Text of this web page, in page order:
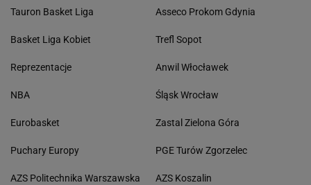
Tauron Basket Liga
Basket Liga Kobiet
Reprezentacje
NBA
Eurobasket
Puchary Europy
AZS Politechnika Warszawska
Asseco Prokom Gdynia
Trefl Sopot
Anwil Włocławek
Śląsk Wrocław
Zastal Zielona Góra
PGE Turów Zgorzelec
AZS Koszalin